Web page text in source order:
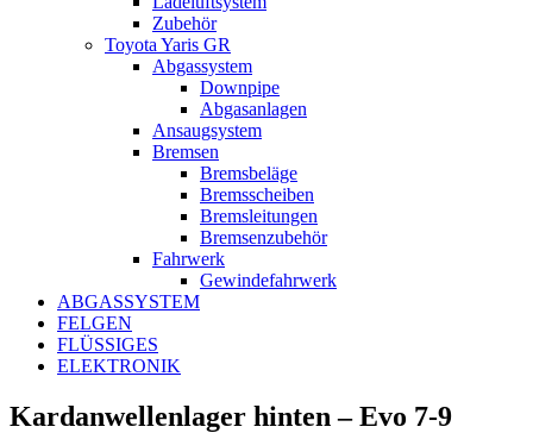
Zubehör
Toyota Yaris GR
Abgassystem
Downpipe
Abgasanlagen
Ansaugsystem
Bremsen
Bremsbeläge
Bremsscheiben
Bremsleitungen
Bremsenzubehör
Fahrwerk
Gewindefahrwerk
ABGASSYSTEM
FELGEN
FLÜSSIGES
ELEKTRONIK
Kardanwellenlager hinten – Evo 7-9